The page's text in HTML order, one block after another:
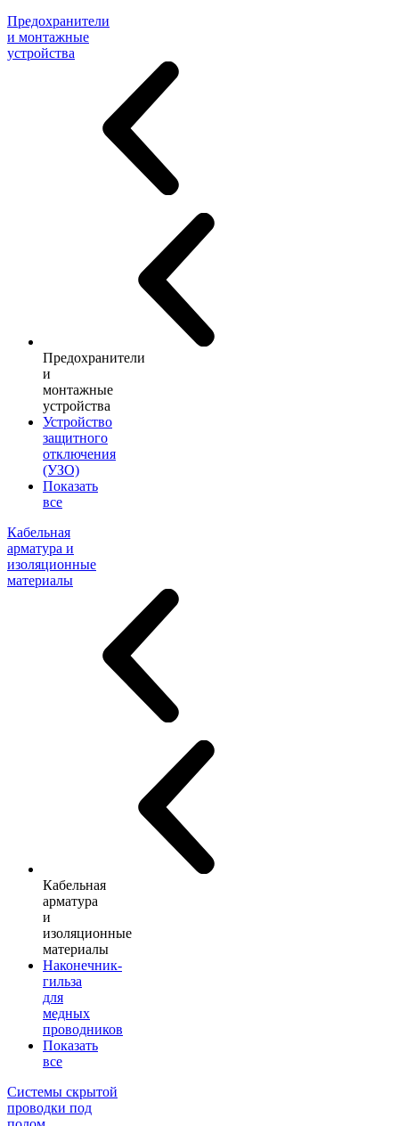
Предохранители
и монтажные
устройства
Предохранители
и
монтажные
устройства
Устройство
защитного
отключения
(УЗО)
Показать
все
Кабельная
арматура и
изоляционные
материалы
Кабельная
арматура
и
изоляционные
материалы
Наконечник-
гильза
для
медных
проводников
Показать
все
Системы скрытой
проводки под